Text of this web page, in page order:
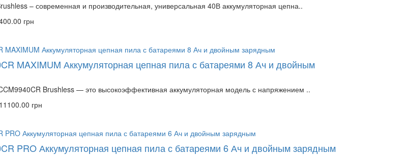
– современная и производительная, универсальная 40В аккумуляторная цепна..
грн
MAXIMUM Аккумуляторная цепная пила с батареями 8 Ач и двойным
Brushless — это высокоэффективная аккумуляторная модель с напряжением ..
грн
PRO Аккумуляторная цепная пила с батареями 6 Ач и двойным зарядным